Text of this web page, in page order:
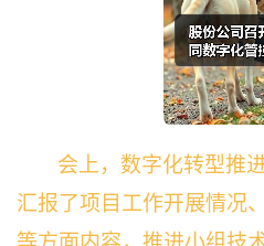
会上，数字化转型推
汇报了项目工作开展情况